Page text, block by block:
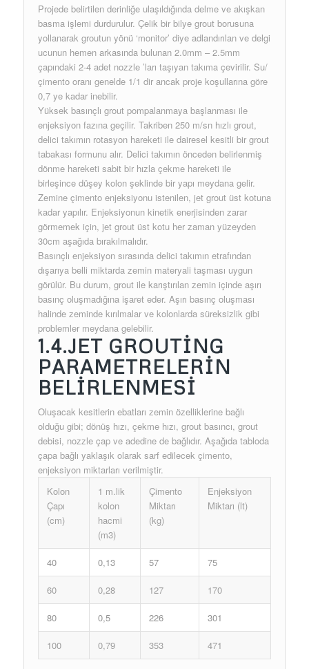
Projede belirtilen derinliğe ulaşıldığında delme ve akışkan
basma işlemi durdurulur. Çelik bir bilye grout borusuna
yollanarak groutun yönü ‘monitor’ diye adlandırılan ve delgi
ucunun hemen arkasında bulunan 2.0mm – 2.5mm
çapındaki 2-4 adet nozzle ’ları taşıyan takıma çevirilir. Su/
çimento oranı genelde 1/1 dir ancak proje koşullarına göre
0,7 ye kadar inebilir.
Yüksek basınçlı grout pompalanmaya başlanması ile
enjeksiyon fazına geçilir. Takriben 250 m/sn hızlı grout,
delici takımın rotasyon hareketi ile dairesel kesitli bir grout
tabakası formunu alır. Delici takımın önceden belirlenmiş
dönme hareketi sabit bir hızla çekme hareketi ile
birleşince düşey kolon şeklinde bir yapı meydana gelir.
Zemine çimento enjeksiyonu istenilen, jet grout üst kotuna
kadar yapılır. Enjeksiyonun kinetik enerjisinden zarar
görmemek için, jet grout üst kotu her zaman yüzeyden
30cm aşağıda bırakılmalıdır.
Basınçlı enjeksiyon sırasında delici takımın etrafından
dışarıya belli miktarda zemin materyali taşması uygun
görülür. Bu durum, grout ile karıştırılan zemin içinde aşırı
basınç oluşmadığına işaret eder. Aşırı basınç oluşması
halinde zeminde kırılmalar ve kolonlarda süreksizlik gibi
problemler meydana gelebilir.
1.4.JET GROUTİNG
PARAMETRELERİN
BELİRLENMESİ
Oluşacak kesitlerin ebatları zemin özelliklerine bağlı
olduğu gibi; dönüş hızı, çekme hızı, grout basıncı, grout
debisi, nozzle çap ve adedine de bağlıdır. Aşağıda tabloda
çapa bağlı yaklaşık olarak sarf edilecek çimento,
enjeksiyon miktarları verilmiştir.
Kolon
Çapı
(cm)
1 m.lik
kolon
hacmi
(m3)
Çimento
Miktarı
(kg)
Enjeksiyon
Miktarı (lt)
40 0,13 57 75
60 0,28 127 170
80 0,5 226 301
100 0,79 353 471